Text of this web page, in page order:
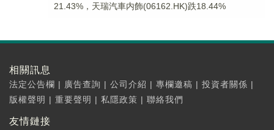
21.43%，天瑞汽車内飾(06162.HK)跌18.44%
相關訊息
法定公告欄 | 廣告查詢 | 公司介紹 | 專欄邀稿 | 投資者關係 |
版權聲明 | 重要聲明 | 私隱政策 | 聯絡我們
友情鏈接